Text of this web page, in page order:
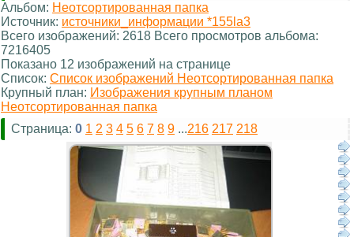
Альбом: Неотсортированная папка
Источник: источники_информации *155la3
Всего изображений: 2618 Всего просмотров альбома:
7216405
Показано 12 изображений на странице
Список: Список изображений Неотсортированная папка
Крупный план: Изображения крупным планом
Неотсортированная папка
Страница: 0 1 2 3 4 5 6 7 8 9 ...216 217 218